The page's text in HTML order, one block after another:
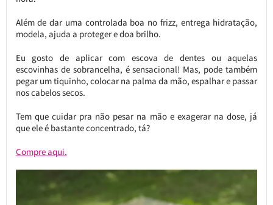
Além de dar uma controlada boa no frizz, entrega hidratação,
modela, ajuda a proteger e doa brilho.
Eu gosto de aplicar com escova de dentes ou aquelas
escovinhas de sobrancelha, é sensacional! Mas, pode também
pegar um tiquinho, colocar na palma da mão, espalhar e passar
nos cabelos secos.
Tem que cuidar pra não pesar na mão e exagerar na dose, já
que ele é bastante concentrado, tá?
Compre aqui.